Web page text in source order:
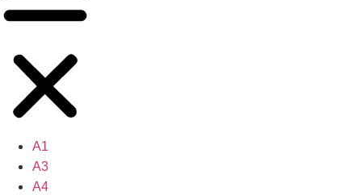
A1
A3
A4